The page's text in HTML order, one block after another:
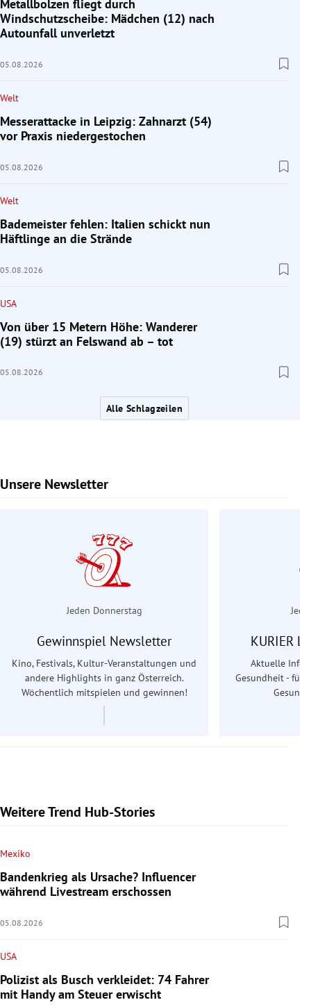
Metallbolzen fliegt durch
Windschutzscheibe: Mädchen (12) nach
Autounfall unverletzt
05.08.2026
Welt
Messerattacke in Leipzig: Zahnarzt (54)
vor Praxis niedergestochen
05.08.2026
Welt
Bademeister fehlen: Italien schickt nun
Häftlinge an die Strände
05.08.2026
USA
Von über 15 Metern Höhe: Wanderer
(19) stürzt an Felswand ab – tot
05.08.2026
Alle Schlagzeilen
Unsere Newsletter
Slide 1 von 6
Jeden Donnerstag
Gewinnspiel Newsletter
Kino, Festivals, Kultur-Veranstaltungen und
andere Highlights in ganz Österreich.
Wöchentlich mitspielen und gewinnen!
KURIER
Aktuelle
Gesundheit - für
Weitere Trend Hub-Stories
Mexiko
Bandenkrieg als Ursache? Influencer
während Livestream erschossen
05.08.2026
USA
Polizist als Busch verkleidet: 74 Fahrer
mit Handy am Steuer erwischt